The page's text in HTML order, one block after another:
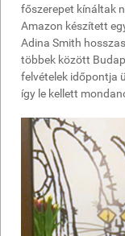
főszerepet kínáltak
Amazon készített
Adina Smith
többek között
felvételek időpontja
így le kellett